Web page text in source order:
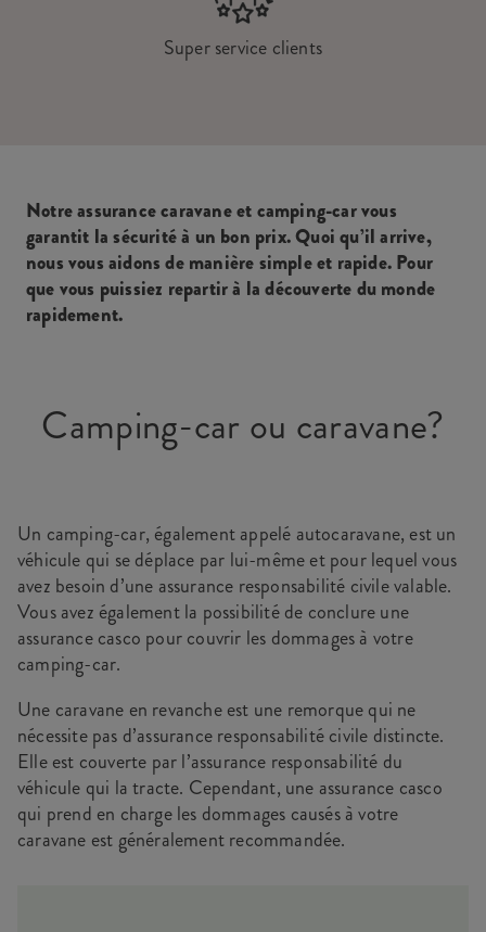
Super service clients
Notre assurance caravane et camping-car vous
garantit la sécurité à un bon prix. Quoi qu’il arrive,
nous vous aidons de manière simple et rapide. Pour
que vous puissiez repartir à la découverte du monde
rapidement.
Camping-car ou caravane?
Un camping-car, également appelé autocaravane, est un
véhicule qui se déplace par lui-même et pour lequel vous
avez besoin d’une assurance responsabilité civile valable.
Vous avez également la possibilité de conclure une
assurance casco pour couvrir les dommages à votre
camping-car.
Une caravane en revanche est une remorque qui ne
nécessite pas d’assurance responsabilité civile distincte.
Elle est couverte par l’assurance responsabilité du
véhicule qui la tracte. Cependant, une assurance casco
qui prend en charge les dommages causés à votre
caravane est généralement recommandée.